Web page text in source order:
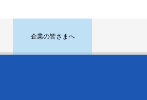
企業の皆さまへ